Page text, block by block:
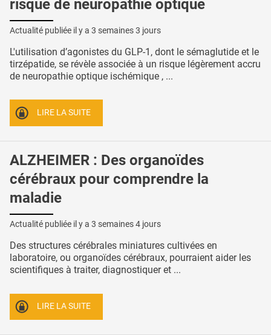
risque de neuropathie optique
Actualité publiée il y a 3 semaines 3 jours
L'utilisation d’agonistes du GLP-1, dont le sémaglutide et le
tirzépatide, se révèle associée à un risque légèrement accru
de neuropathie optique ischémique , ...
LIRE LA SUITE
ALZHEIMER : Des organoïdes
cérébraux pour comprendre la
maladie
Actualité publiée il y a 3 semaines 4 jours
Des structures cérébrales miniatures cultivées en
laboratoire, ou organoïdes cérébraux, pourraient aider les
scientifiques à traiter, diagnostiquer et ...
LIRE LA SUITE